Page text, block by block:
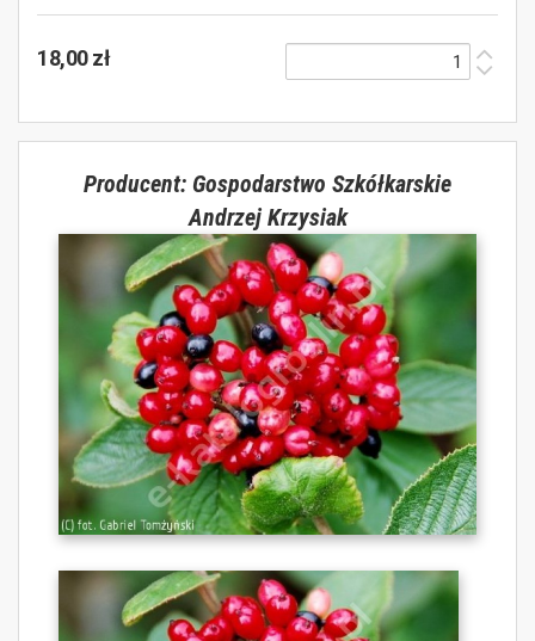
18,00 zł
Producent: Gospodarstwo Szkółkarskie
Andrzej Krzysiak